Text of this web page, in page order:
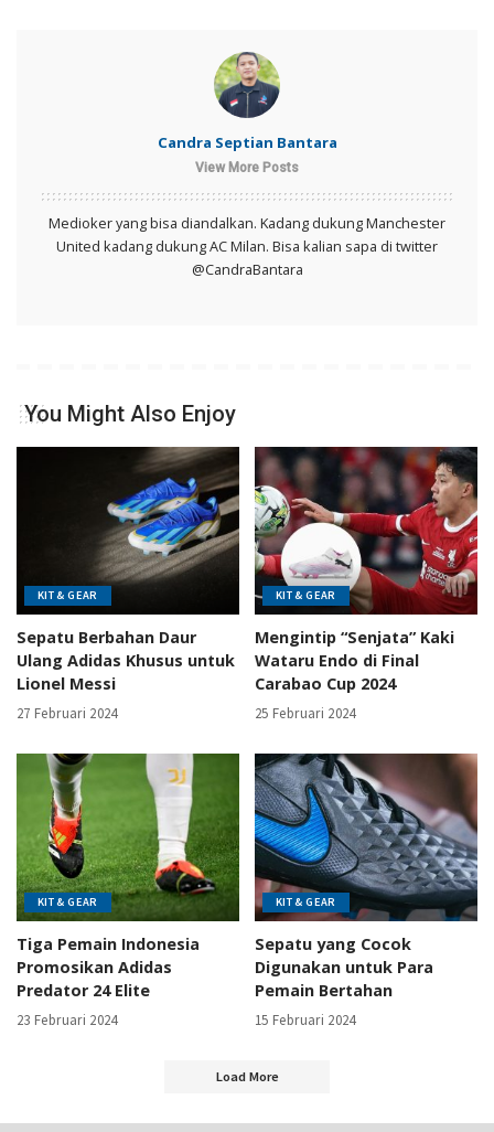
Candra Septian Bantara
View More Posts
Medioker yang bisa diandalkan. Kadang dukung Manchester
United kadang dukung AC Milan. Bisa kalian sapa di twitter
@CandraBantara
You Might Also Enjoy
KIT & GEAR
Sepatu Berbahan Daur
Ulang Adidas Khusus untuk
Lionel Messi
27 Februari 2024
KIT & GEAR
Mengintip “Senjata” Kaki
Wataru Endo di Final
Carabao Cup 2024
25 Februari 2024
KIT & GEAR
Tiga Pemain Indonesia
Promosikan Adidas
Predator 24 Elite
23 Februari 2024
KIT & GEAR
Sepatu yang Cocok
Digunakan untuk Para
Pemain Bertahan
15 Februari 2024
Load More